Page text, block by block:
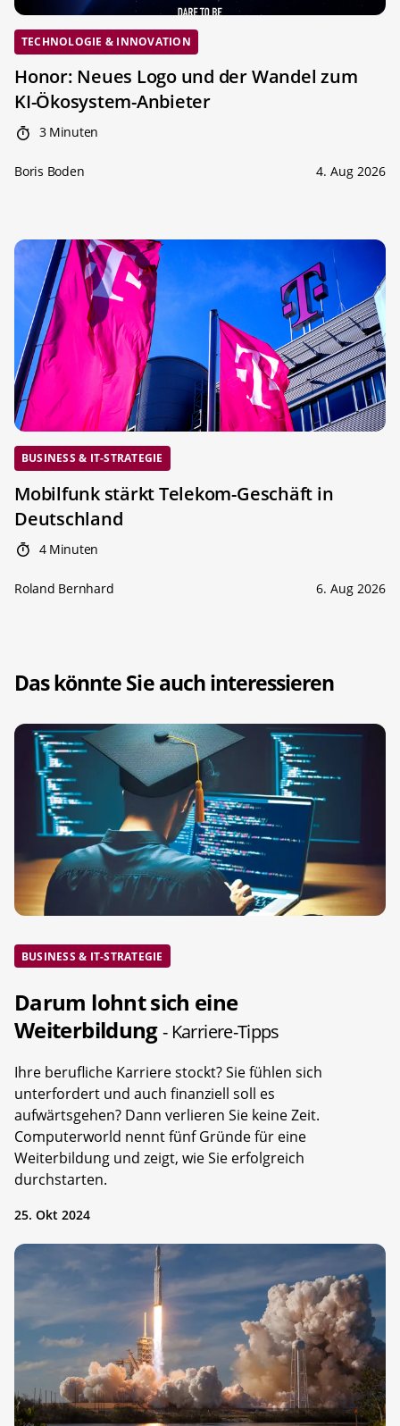
TECHNOLOGIE & INNOVATION
Honor: Neues Logo und der Wandel zum
KI-Ökosystem-Anbieter
3 Minuten
Boris Boden 4. Aug 2026
BUSINESS & IT-STRATEGIE
Mobilfunk stärkt Telekom-Geschäft in
Deutschland
4 Minuten
Roland Bernhard 6. Aug 2026
Das könnte Sie auch interessieren
BUSINESS & IT-STRATEGIE
Darum lohnt sich eine
Weiterbildung- Karriere-Tipps
Ihre berufliche Karriere stockt? Sie fühlen sich
unterfordert und auch finanziell soll es
aufwärtsgehen? Dann verlieren Sie keine Zeit.
Computerworld nennt fünf Gründe für eine
Weiterbildung und zeigt, wie Sie erfolgreich
durchstarten.
25. Okt 2024